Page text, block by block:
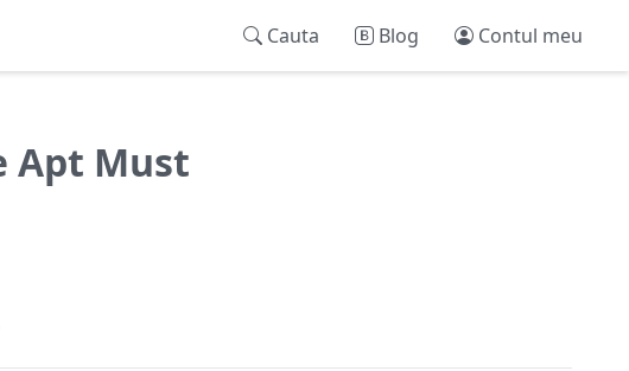
Cauta Blog Contul meu
Apt Must